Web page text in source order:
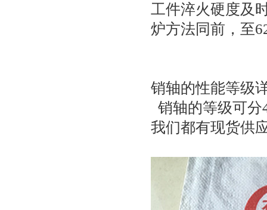
工件淬火硬度及
炉方法同前，至
销轴的性能等级
销轴的等级可分
我们都有现货供